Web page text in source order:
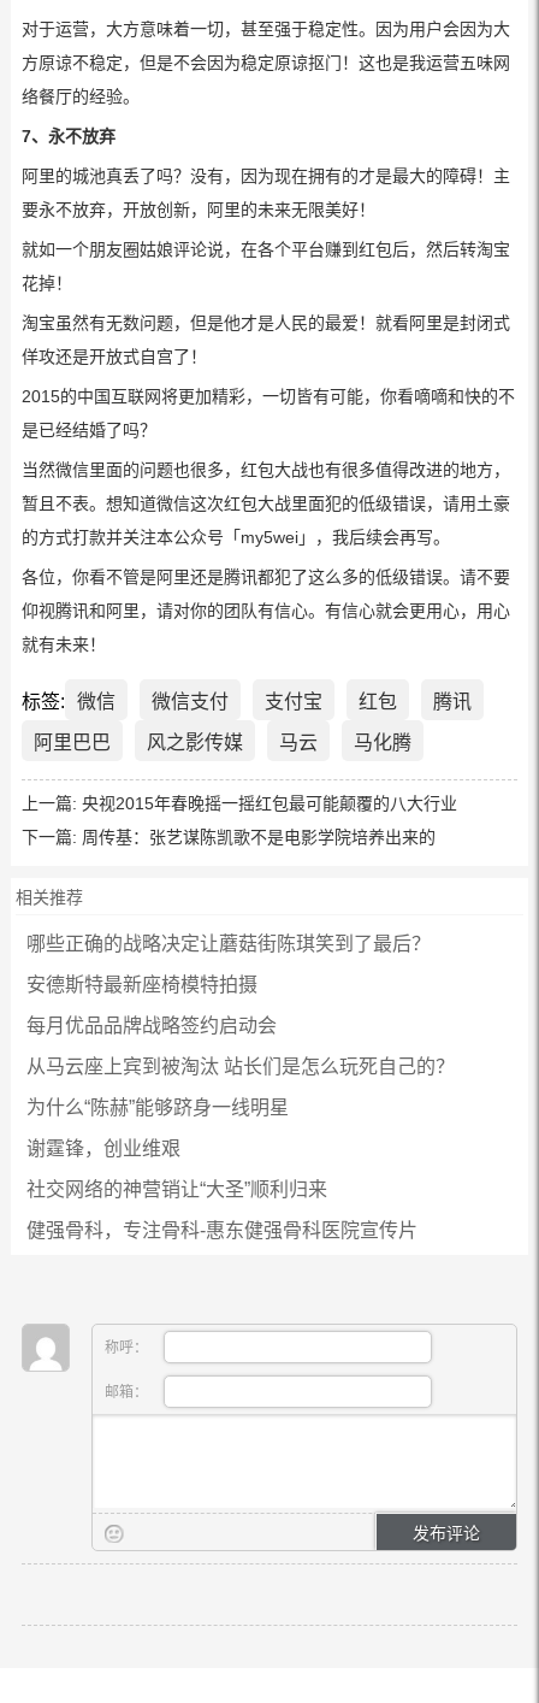
对于运营，大方意味着一切，甚至强于稳定性。因为用户会因为大
方原谅不稳定，但是不会因为稳定原谅抠门！这也是我运营五味网
络餐厅的经验。
7、永不放弃
阿里的城池真丢了吗？没有，因为现在拥有的才是最大的障碍！主
要永不放弃，开放创新，阿里的未来无限美好！
就如一个朋友圈姑娘评论说，在各个平台赚到红包后，然后转淘宝
花掉！
淘宝虽然有无数问题，但是他才是人民的最爱！就看阿里是封闭式
佯攻还是开放式自宫了！
2015的中国互联网将更加精彩，一切皆有可能，你看嘀嘀和快的不
是已经结婚了吗？
当然微信里面的问题也很多，红包大战也有很多值得改进的地方，
暂且不表。想知道微信这次红包大战里面犯的低级错误，请用土豪
的方式打款并关注本公众号「my5wei」，我后续会再写。
各位，你看不管是阿里还是腾讯都犯了这么多的低级错误。请不要
仰视腾讯和阿里，请对你的团队有信心。有信心就会更用心，用心
就有未来！
标签: 微信 微信支付 支付宝 红包
腾讯
阿里巴巴
风之影传媒 马云 马化腾
上一篇: 央视2015年春晚摇一摇红包最可能颠覆的八大行业
下一篇: 周传基：张艺谋陈凯歌不是电影学院培养出来的
相关推荐
哪些正确的战略决定让蘑菇街陈琪笑到了最后？
安德斯特最新座椅模特拍摄
每月优品品牌战略签约启动会
从马云座上宾到被淘汰 站长们是怎么玩死自己的？
为什么“陈赫”能够跻身一线明星
谢霆锋，创业维艰
社交网络的神营销让“大圣”顺利归来
健强骨科，专注骨科-惠东健强骨科医院宣传片
称呼：
邮箱：